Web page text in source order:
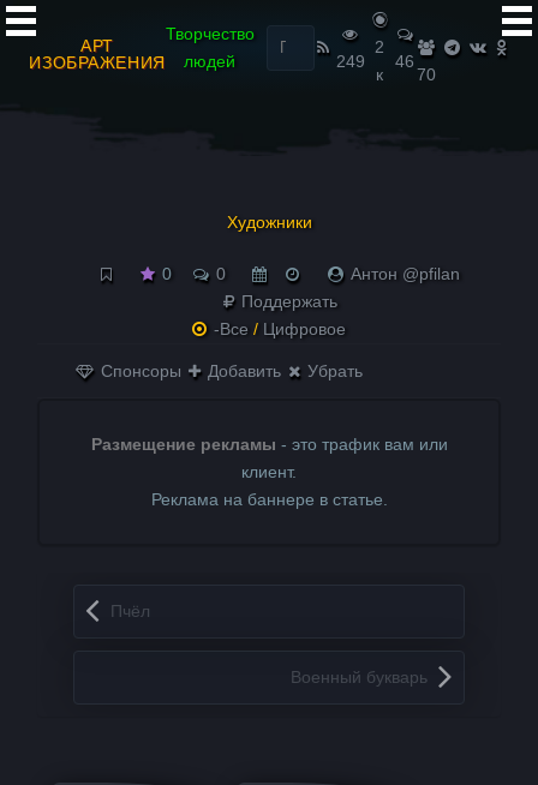
АРТ
ИЗОБРАЖЕНИЯ
Творчество
людей
Найти:
249
2
к
46
70
Художники
0 0
Антон @pfilan
Поддержать
-Все / Цифровое
Спонсоры Добавить Убрать
Размещение рекламы - это трафик вам или
клиент.
Реклама на баннере в статье.
Запись навигация
Пчёл
Военный букварь